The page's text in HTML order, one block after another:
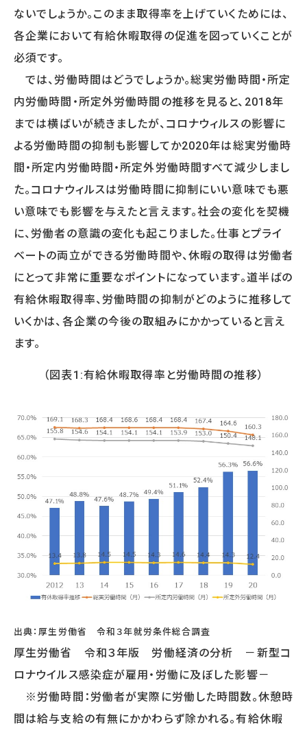
CONTACT
資料請求をご希望の方は
TEL.03-5213-3931
［受付時間］平日 09:00～17:30
無料相談フォーム
事例
COMPANY
会社概要
コンサルタント紹介
プライバシーポリシー
RECRUIT
募集要項
採用エントリー
研修講師エントリー
OTHER
コラム
オピニオン
書籍紹介
ないでしょうか。このまま取得率を上げていくためには、
各企業において有給休暇取得の促進を図っていくことが
必須です。
では、労働時間はどうでしょうか。総実労働時間・所定
内労働時間・所定外労働時間の推移を見ると、2018年
までは横ばいが続きましたが、コロナウィルスの影響に
よる労働時間の抑制も影響してか2020年は総実労働時
間・所定内労働時間・所定外労働時間すべて減少しまし
た。コロナウィルスは労働時間に抑制にいい意味でも悪
い意味でも影響を与えたと言えます。社会の変化を契機
に、労働者の意識の変化も起こりました。仕事とプライ
ベートの両立ができる労働時間や、休暇の取得は労働者
にとって非常に重要なポイントになっています。道半ばの
有給休暇取得率、労働時間の抑制がどのように推移して
いくかは、各企業の今後の取組みにかかっていると言え
ます。
（図表1:有給休暇取得率と労働時間の推移）
出典：厚生労働省 令和３年就労条件総合調査
厚生労働省 令和３年版 労働経済の分析 －新型コ
ロナウイルス感染症が雇用・労働に及ぼした影響－
※労働時間：労働者が実際に労働した時間数。休憩時
間は給与支給の有無にかかわらず除かれる。有給休暇